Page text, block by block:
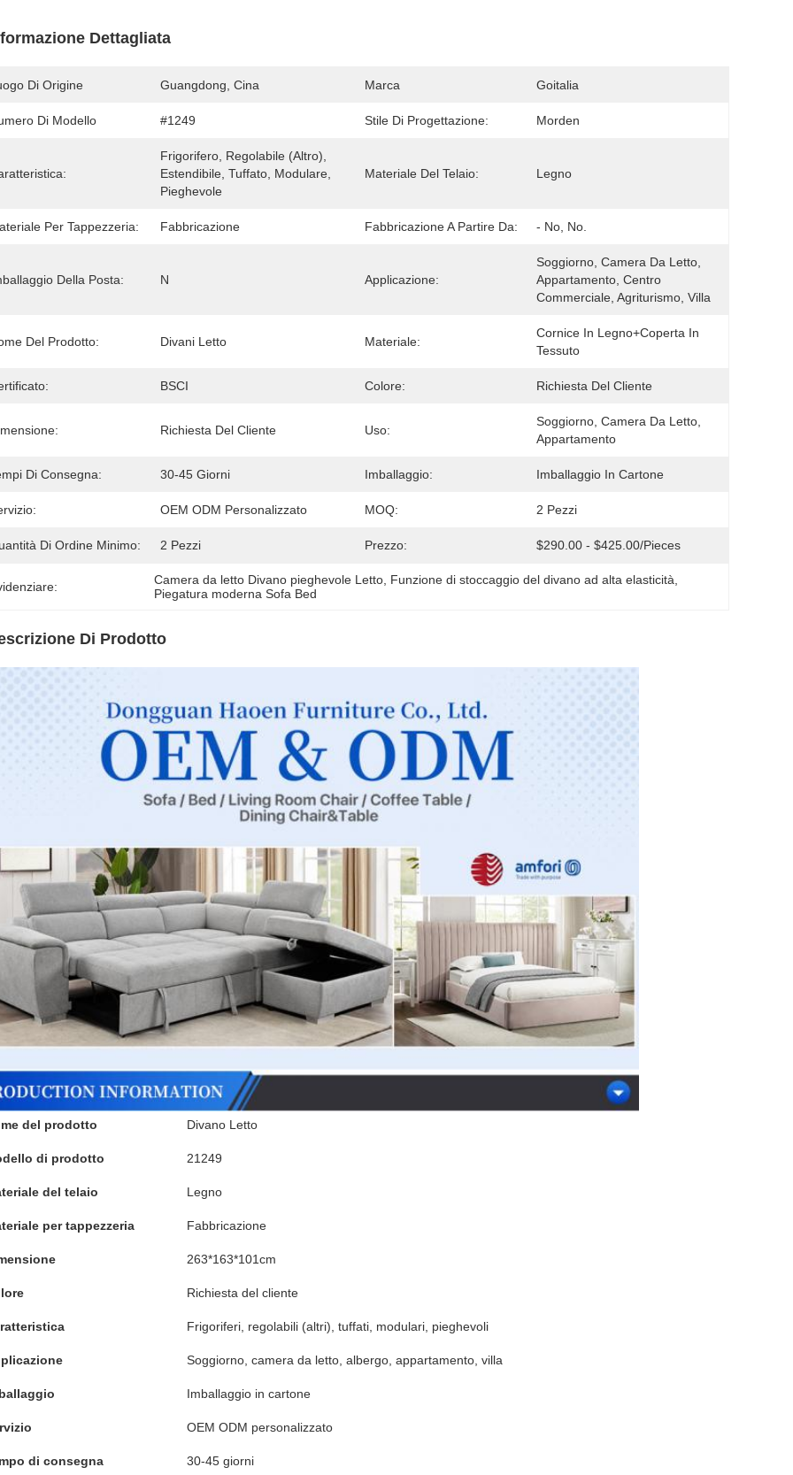
Dettagliata
Di Origine Guangdong, Cina Marca Goitalia
Di Modello #1249 Stile Di Progettazione: Morden
Frigorifero, Regolabile (altro),
Estendibile, Tuffato, Modulare,
Pieghevole
Materiale Del Telaio: Legno
Per Tappezzeria: Fabbricazione Fabbricazione A Partire Da: - No, No.
Della Posta: N Applicazione:
Soggiorno, Camera Da Letto,
Appartamento, Centro
Commerciale, Agriturismo, Villa
Del Prodotto: Divani Letto Materiale:
Cornice In Legno+coperta In
Tessuto
BSCI Colore: Richiesta Del Cliente
Richiesta Del Cliente Uso:
Soggiorno, Camera Da Letto,
Appartamento
Di Consegna: 30-45 Giorni Imballaggio: Imballaggio In Cartone
OEM ODM Personalizzato MOQ: 2 Pezzi
Di Ordine Minimo: 2 Pezzi Prezzo: $290.00 - $425.00/pieces
Camera da letto Divano pieghevole Letto Funzione di stoccaggio del divano ad alta elasticità
Piegatura moderna Sofa Bed
Di Prodotto
del prodotto Divano Letto
di prodotto 21249
del telaio Legno
per tappezzeria Fabbricazione
263*163*101cm
Richiesta del cliente
Frigoriferi, regolabili (altri), tuffati, modulari, pieghevoli
Soggiorno, camera da letto, albergo, appartamento, villa
Imballaggio in cartone
OEM ODM personalizzato
di consegna 30-45 giorni